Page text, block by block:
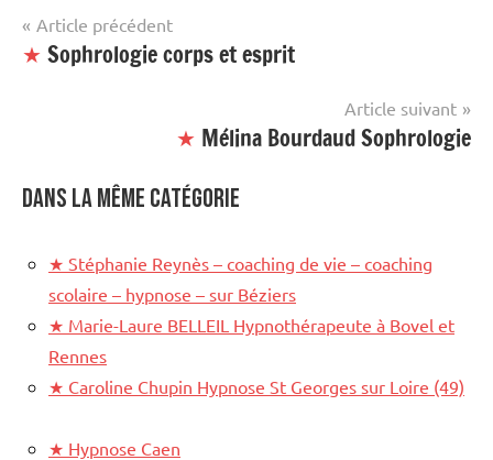
site
mis
Navigation
de
Article précédent
★ Sophrologie corps et esprit
Article suivant
★ Mélina Bourdaud Sophrologie
Dans la même catégorie
★ Stéphanie Reynès – coaching de vie – coaching
scolaire – hypnose – sur Béziers
★ Marie-Laure BELLEIL Hypnothérapeute à Bovel et
Rennes
★ Caroline Chupin Hypnose St Georges sur Loire (49)
★ Hypnose Caen